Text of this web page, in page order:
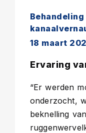
Behandeling
18 maart
Ervaring
“Er werden
onderzocht,
beknelling